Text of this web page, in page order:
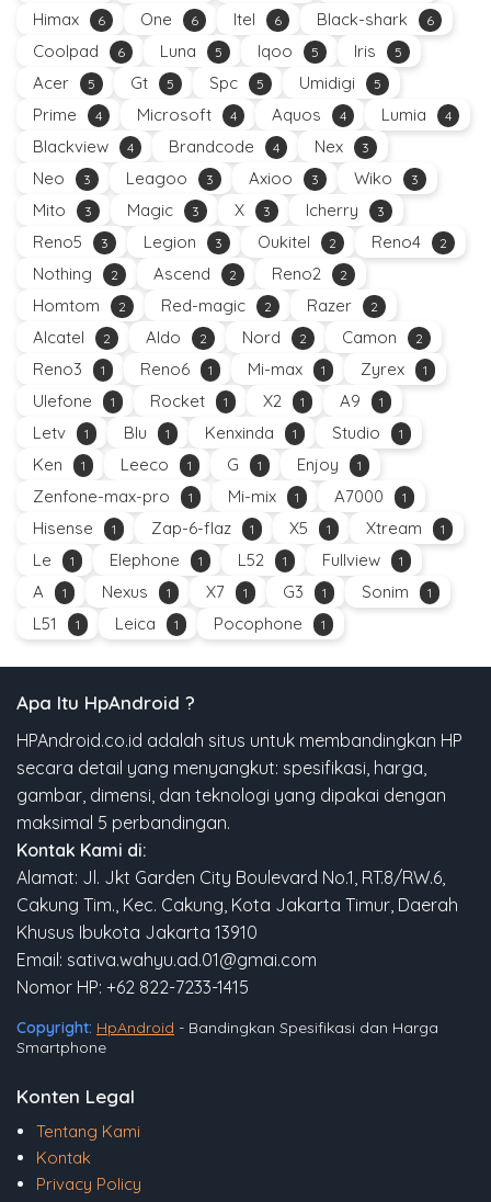
Himax 6 One 6 Itel 6 Black-shark 6
Coolpad 6 Luna 5 Iqoo 5 Iris 5
Acer 5 Gt 5 Spc 5 Umidigi 5
Prime 4 Microsoft 4 Aquos 4 Lumia 4
Blackview 4 Brandcode 4 Nex 3
Neo 3 Leagoo 3 Axioo 3 Wiko 3
Mito 3 Magic 3 X 3 Icherry 3
Reno5 3 Legion 3 Oukitel 2 Reno4 2
Nothing 2 Ascend 2 Reno2 2
Homtom 2 Red-magic 2 Razer 2
Alcatel 2 Aldo 2 Nord 2 Camon 2
Reno3 1 Reno6 1 Mi-max 1 Zyrex 1
Ulefone 1 Rocket 1 X2 1 A9 1
Letv 1 Blu 1 Kenxinda 1 Studio 1
Ken 1 Leeco 1 G 1 Enjoy 1
Zenfone-max-pro 1 Mi-mix 1 A7000 1
Hisense 1 Zap-6-flaz 1 X5 1 Xtream 1
Le 1 Elephone 1 L52 1 Fullview 1
A 1 Nexus 1 X7 1 G3 1 Sonim 1
L51 1 Leica 1 Pocophone 1
Apa Itu HpAndroid ?
HPAndroid.co.id adalah situs untuk membandingkan HP
secara detail yang menyangkut: spesifikasi, harga,
gambar, dimensi, dan teknologi yang dipakai dengan
maksimal 5 perbandingan.
Kontak Kami di:
Alamat: Jl. Jkt Garden City Boulevard No.1, RT.8/RW.6,
Cakung Tim., Kec. Cakung, Kota Jakarta Timur, Daerah
Khusus Ibukota Jakarta 13910
Email: sativa.wahyu.ad.01@gmai.com
Nomor HP: +62 822-7233-1415
Copyright: HpAndroid - Bandingkan Spesifikasi dan Harga
Smartphone
Konten Legal
Tentang Kami
Kontak
Privacy Policy